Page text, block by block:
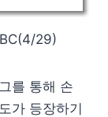
29)
를 통해 손
가 등장하기